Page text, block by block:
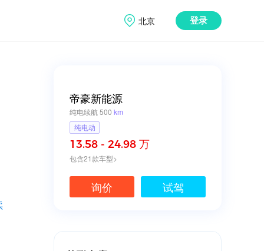
北京 登录
帝豪新能源
纯电续航 500 km
纯电动
13.58 - 24.98 万
包含21款车型>
询价 试驾